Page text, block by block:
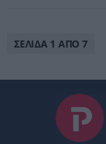
ΣΕΛΙΔΑ 1 ΑΠΟ 7